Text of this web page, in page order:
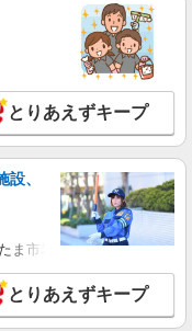
とりあえずキープ
、
ま市岩槻区・久喜市・蓮田
とりあえずキープ